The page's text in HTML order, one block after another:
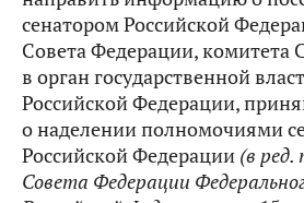
сенатором Российской
Совета Федерации, комитета
в орган государственной
Российской Федерации,
о наделении полномочиями
Российской Федерации (в ред.
Совета Федерации